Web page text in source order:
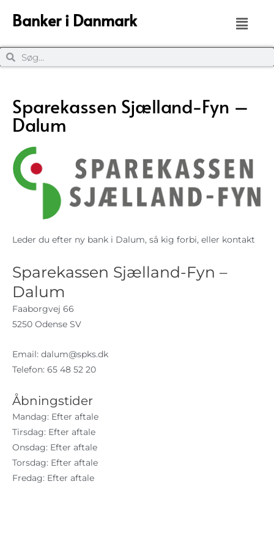
Banker i Danmark
Sparekassen Sjælland-Fyn –
Dalum
Leder du efter ny bank i Dalum, så kig forbi, eller kontakt
Sparekassen Sjælland-Fyn –
Dalum
Faaborgvej 66
5250 Odense SV
Email: dalum@spks.dk
Telefon: 65 48 52 20
Åbningstider
Mandag: Efter aftale
Tirsdag: Efter aftale
Onsdag: Efter aftale
Torsdag: Efter aftale
Fredag: Efter aftale